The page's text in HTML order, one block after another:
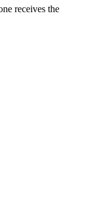
receives the